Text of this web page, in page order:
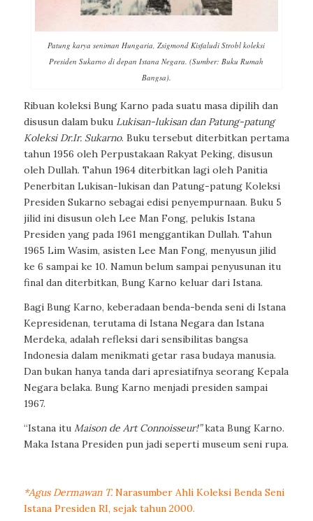
Patung karya seniman Hungaria, Zsigmond Kisfaludi Strobl koleksi
Presiden Sukarno di depan Istana Negara. (Sumber: Buku Rumah
Bangsa).
Ribuan koleksi Bung Karno pada suatu masa dipilih dan
disusun dalam buku Lukisan-lukisan dan Patung-patung
Koleksi Dr.Ir. Sukarno. Buku tersebut diterbitkan pertama
tahun 1956 oleh Perpustakaan Rakyat Peking, disusun
oleh Dullah. Tahun 1964 diterbitkan lagi oleh Panitia
Penerbitan Lukisan-lukisan dan Patung-patung Koleksi
Presiden Sukarno sebagai edisi penyempurnaan. Buku 5
jilid ini disusun oleh Lee Man Fong, pelukis Istana
Presiden yang pada 1961 menggantikan Dullah. Tahun
1965 Lim Wasim, asisten Lee Man Fong, menyusun jilid
ke 6 sampai ke 10. Namun belum sampai penyusunan itu
final dan diterbitkan, Bung Karno keluar dari Istana.
Bagi Bung Karno, keberadaan benda-benda seni di Istana
Kepresidenan, terutama di Istana Negara dan Istana
Merdeka, adalah refleksi dari sensibilitas bangsa
Indonesia dalam menikmati getar rasa budaya manusia.
Dan bukan hanya tanda dari apresiatifnya seorang Kepala
Negara belaka. Bung Karno menjadi presiden sampai
1967.
“Istana itu Maison de Art Connoisseur!”kata Bung Karno.
Maka Istana Presiden pun jadi seperti museum seni rupa.
*Agus Dermawan T. Narasumber Ahli Koleksi Benda Seni
Istana Presiden RI, sejak tahun 2000.